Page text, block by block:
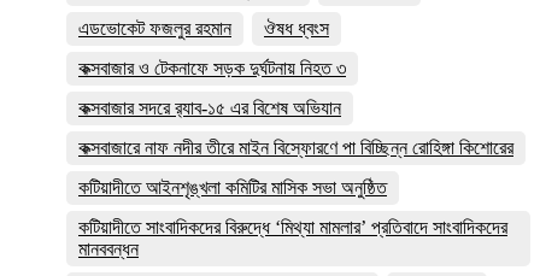
এডভোকেট ফজলুর রহমান
ঔষধ ধ্বংস
কক্সবাজার ও টেকনাফে সড়ক দুর্ঘটনায় নিহত ৩
কক্সবাজার সদরে র‍্যাব-১৫ এর বিশেষ অভিযান
কক্সবাজারে নাফ নদীর তীরে মাইন বিস্ফোরণে পা বিচ্ছিন্ন রোহিঙ্গা কিশোরের
কটিয়াদীতে আইনশৃঙ্খলা কমিটির মাসিক সভা অনুষ্ঠিত
কটিয়াদীতে সাংবাদিকদের বিরুদ্ধে ‘মিথ্যা মামলার’ প্রতিবাদে সাংবাদিকদের
মানববন্ধন